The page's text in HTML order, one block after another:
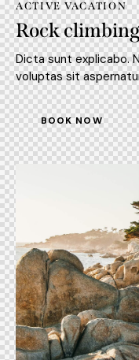
ACTIVE VACATION
Rock
Dicta sunt explicabo.
voluptas sit
BOOK NOW